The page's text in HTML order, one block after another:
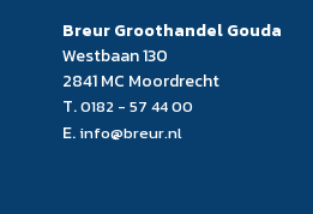
Breur Groothandel Gouda
Westbaan 130
2841 MC Moordrecht
T.0182 - 57 44 00
E. info@breur.nl